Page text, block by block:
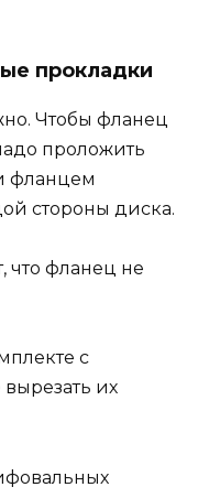
прокладки
Чтобы фланец
проложить
фланцем
стороны диска.
что фланец не
с
их